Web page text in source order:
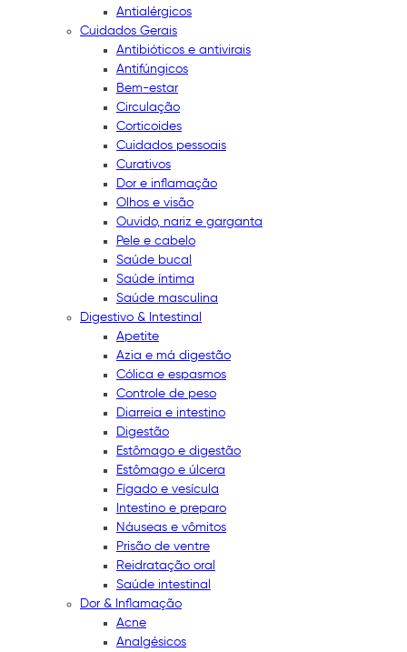
Antialérgicos
Cuidados Gerais
Antibióticos e antivirais
Antifúngicos
Bem-estar
Circulação
Corticoides
Cuidados pessoais
Curativos
Dor e inflamação
Olhos e visão
Ouvido, nariz e garganta
Pele e cabelo
Saúde bucal
Saúde íntima
Saúde masculina
Digestivo & Intestinal
Apetite
Azia e má digestão
Cólica e espasmos
Controle de peso
Diarreia e intestino
Digestão
Estômago e digestão
Estômago e úlcera
Fígado e vesícula
Intestino e preparo
Náuseas e vômitos
Prisão de ventre
Reidratação oral
Saúde intestinal
Dor & Inflamação
Acne
Analgésicos